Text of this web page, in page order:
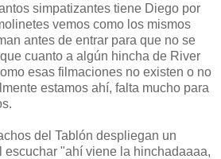
simpatizantes tiene Diego por
vemos como los mismos
antes de entrar para que no se
cuanto a algún hincha de River
esas filmaciones no existen o no
estamos ahí, falta mucho para
del Tablón despliegan un
escuchar "ahí viene la hinchadaaaa,